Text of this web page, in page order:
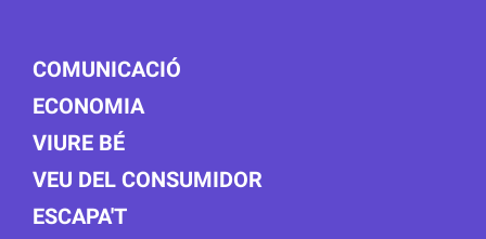
COMUNICACIÓ
ECONOMIA
VIURE BÉ
VEU DEL CONSUMIDOR
ESCAPA'T